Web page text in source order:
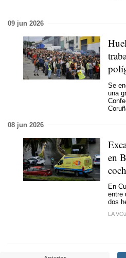
09 jun 2026
Se
una
08 jun 2026
en
En
entre
dos
LA